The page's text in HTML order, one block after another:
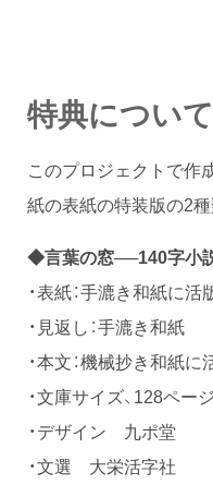
特典について
このプロジェクトで作
紙の表紙の特装版の2種
◆言葉の窓──140字小説
・表紙：手漉き和紙に活
・見返し：手漉き和紙
・本文：機械抄き和紙に
・文庫サイズ、128ペー
・デザイン 九ポ堂
・文選 大栄活字社